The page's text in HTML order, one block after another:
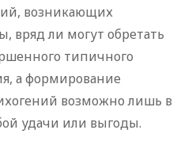
возникающих
вряд ли могут обретать
типичного
а формирование
возможно лишь в
удачи или выгоды.